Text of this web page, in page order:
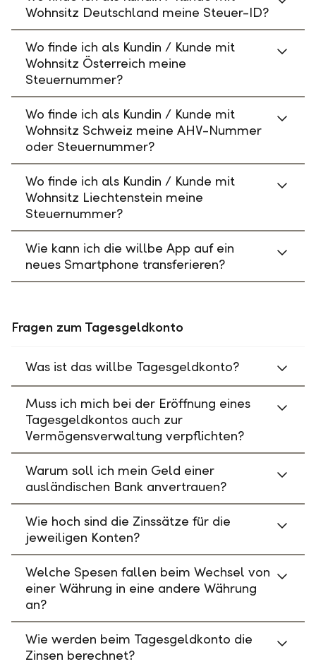
Wohnsitz Deutschland meine Steuer-ID?
Wo finde ich als Kundin / Kunde mit
Wohnsitz Österreich meine
Steuernummer?
Wo finde ich als Kundin / Kunde mit
Wohnsitz Schweiz meine AHV-Nummer
oder Steuernummer?
Wo finde ich als Kundin / Kunde mit
Wohnsitz Liechtenstein meine
Steuernummer?
Wie kann ich die willbe App auf ein
neues Smartphone transferieren?
Fragen zum Tagesgeldkonto
Was ist das willbe Tagesgeldkonto?
Muss ich mich bei der Eröffnung eines
Tagesgeldkontos auch zur
Vermögensverwaltung verpflichten?
Warum soll ich mein Geld einer
ausländischen Bank anvertrauen?
Wie hoch sind die Zinssätze für die
jeweiligen Konten?
Welche Spesen fallen beim Wechsel von
einer Währung in eine andere Währung
an?
Wie werden beim Tagesgeldkonto die
Zinsen berechnet?